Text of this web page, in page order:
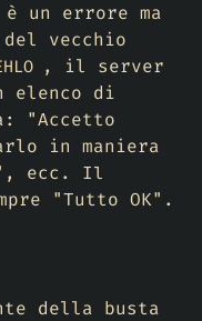
un errore ma
vecchio
, il server
elenco di
"Accetto
in maniera
ecc. Il
"Tutto OK".
della busta